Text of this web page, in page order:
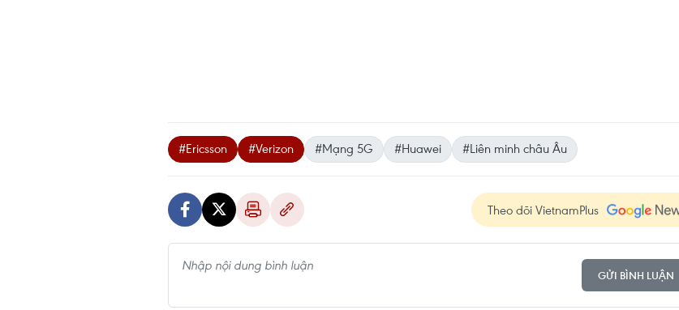
#Ericsson #Verizon #Mạng 5G #Huawei #Liên minh châu Âu
Theo dõi VietnamPlus
GỬI BÌNH LUẬN